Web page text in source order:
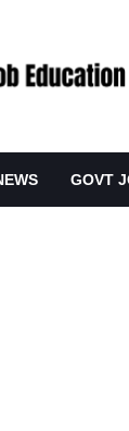
GOVT